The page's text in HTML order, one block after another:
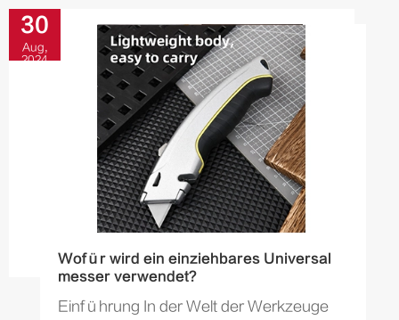
30
Aug,
2024
Wofür wird ein einziehbares Universal
messer verwendet?
Einführung In der Welt der Werkzeuge